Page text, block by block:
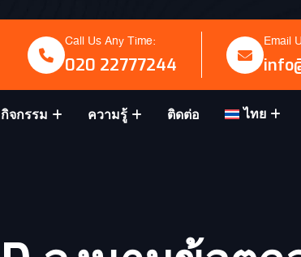
Call Us Any Time:
020 22777244
Email
กิจกรรม ความรู้ ติดต่อ ไทย